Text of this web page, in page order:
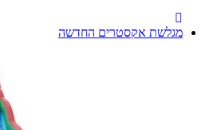
מגלשת אקסטרים החדשה